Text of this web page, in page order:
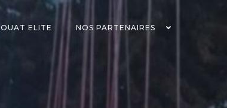
OUAT ELITE NOS PARTENAIRES